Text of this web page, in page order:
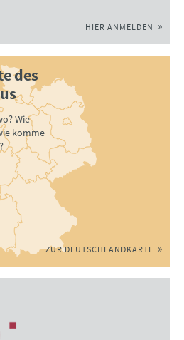
HIER ANMELDEN
des
Wie
komme
ZUR DEUTSCHLANDKARTE